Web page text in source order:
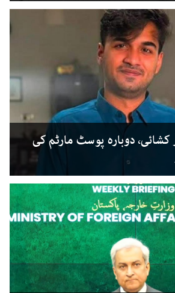
کشائی، دوبارہ پوسٹ مارٹم کی